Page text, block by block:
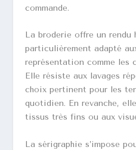
commande.
La broderie offre un rendu
particulièrement adapté
représentation comme les
Elle résiste aux lavages
choix pertinent pour les
quotidien. En revanche,
tissus très fins ou aux
La sérigraphie s’impose